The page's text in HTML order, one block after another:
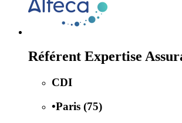
Référent Expertise
CDI
•Paris (75)